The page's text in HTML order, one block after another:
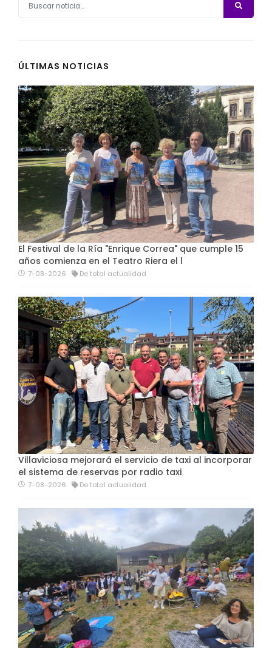
ÚLTIMAS NOTICIAS
El Festival de la Ría "Enrique Correa" que cumple 15
años comienza en el Teatro Riera el l
7-08-2026 De total actualidad
Villaviciosa mejorará el servicio de taxi al incorporar
el sistema de reservas por radio taxi
7-08-2026 De total actualidad